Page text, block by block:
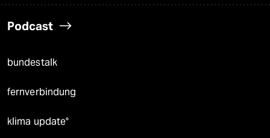
Podcast
bundestalk
fernverbindung
klima update°